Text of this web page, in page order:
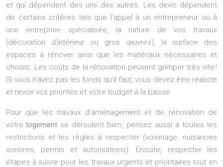
et qui dépendent des uns des autres. Les devis dépendent
de certains critères tels que l’appel à un entrepreneur ou à
une entreprise spécialisée, la nature de vos travaux
(décoration d’intérieur ou gros œuvres), la surface des
espaces à rénover ainsi que les matériaux nécessaires et
choisis. Les coûts de la rénovation peuvent grimper très vite !
Si vous n’avez pas les fonds qu’il faut, vous devez être réaliste
et revoir vos priorités et votre budget à la baisse.
Pour que les travaux d’aménagement et de rénovation de
votrelogement se déroulent bien, pensez aussi à toutes les
restrictions et les règles à respecter (voisinage, nuisances
sonores, permis et autorisations). Ensuite, respecter les
étapes à suivre pour les travaux urgents et prioritaires tout en